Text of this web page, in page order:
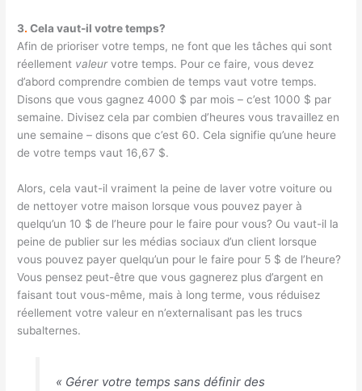
3. Cela vaut-il votre temps?
Afin de prioriser votre temps, ne font que les tâches qui sont
réellement valeurvotre temps. Pour ce faire, vous devez
d’abord comprendre combien de temps vaut votre temps.
Disons que vous gagnez 4000 $ par mois – c’est 1000 $ par
semaine. Divisez cela par combien d’heures vous travaillez en
une semaine – disons que c’est 60. Cela signifie qu’une heure
de votre temps vaut 16,67 $.
Alors, cela vaut-il vraiment la peine de laver votre voiture ou
de nettoyer votre maison lorsque vous pouvez payer à
quelqu’un 10 $ de l’heure pour le faire pour vous? Ou vaut-il la
peine de publier sur les médias sociaux d’un client lorsque
vous pouvez payer quelqu’un pour le faire pour 5 $ de l’heure?
Vous pensez peut-être que vous gagnerez plus d’argent en
faisant tout vous-même, mais à long terme, vous réduisez
réellement votre valeur en n’externalisant pas les trucs
subalternes.
« Gérer votre temps sans définir des